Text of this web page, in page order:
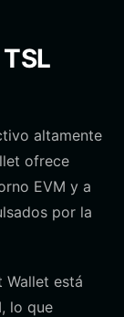
altamente
ofrece
EVM y a
por la
Wallet está
lo que